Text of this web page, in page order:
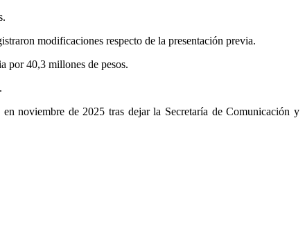
modificaciones respecto de la presentación previa.
por 40,3 millones de pesos.
noviembre de 2025 tras dejar la Secretaría de Comunicación y